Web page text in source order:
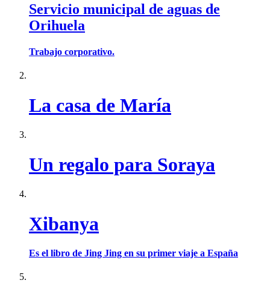
Servicio municipal de aguas de
Orihuela
Trabajo corporativo.
La casa de María
Un regalo para Soraya
Xibanya
Es el libro de Jing Jing en su primer viaje a España